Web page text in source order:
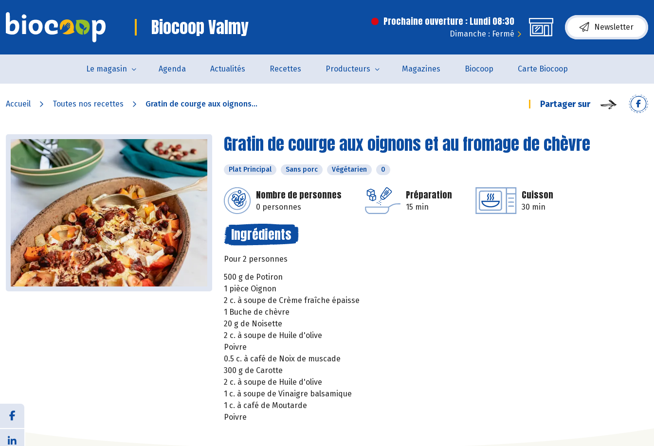
Biocoop Valmy Prochaine ouverture : Lundi 08:30
Dimanche : Fermé
Newsletter
Le magasin Agenda Actualités Recettes Producteurs Magazines Biocoop Carte Biocoop
Accueil Toutes nos recettes Gratin de courge aux oignons... Partager sur
Gratin de courge aux oignons et au fromage de chèvre
Plat Principal Sans porc Végétarien 0
Nombre de personnes
0 personnes
Préparation
15 min
Cuisson
30 min
Ingrédients
Pour 2 personnes
500 g de Potiron
1 pièce Oignon
2 c. à soupe de Crème fraîche épaisse
1 Buche de chèvre
20 g de Noisette
2 c. à soupe de Huile d'olive
Poivre
0.5 c. à café de Noix de muscade
300 g de Carotte
2 c. à soupe de Huile d'olive
1 c. à soupe de Vinaigre balsamique
1 c. à café de Moutarde
Poivre